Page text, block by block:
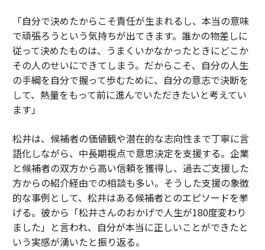
「自分で決めたからこそ責任が生まれるし、本当の意味
で頑張ろうという気持ちが出てきます。誰かの物差しに
従って決めたものは、うまくいかなかったときにどこか
その人のせいにできてしまう。だからこそ、自分の人生
の手綱を自分で握って歩むために、自分の意志で決断を
して、熱量をもって前に進んでいただきたいと考えてい
ます」
松井は、候補者の価値観や潜在的な志向性まで丁寧に言
語化しながら、中長期視点で意思決定を支援する。企業
と候補者の双方から高い信頼を獲得し、過去ご支援した
方からの紹介経由での相談も多い。そうした支援の象徴
的な事例として、松井はある候補者とのエピソードを挙
げる。彼から「松井さんのおかげで人生が180度変わり
ました」と言われ、自分が本当に正しいことができたと
いう実感が湧いたと振り返る。